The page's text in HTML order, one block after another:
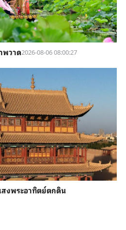
พวาด2026-08-06 08:00:27
งพระอาทิตย์ตกดิน